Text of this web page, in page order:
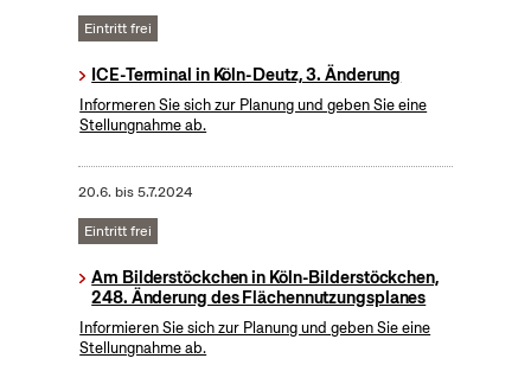
Eintritt frei
ICE-Terminal in Köln-Deutz, 3. Änderung
Informeren Sie sich zur Planung und geben Sie eine
Stellungnahme ab.
20.6. bis5.7.2024
Eintritt frei
Am Bilderstöckchen in Köln-Bilderstöckchen,
248. Änderung des Flächennutzungsplanes
Informieren Sie sich zur Planung und geben Sie eine
Stellungnahme ab.